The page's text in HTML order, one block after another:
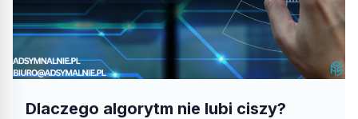
Dlaczego algorytm nie lubi ciszy?